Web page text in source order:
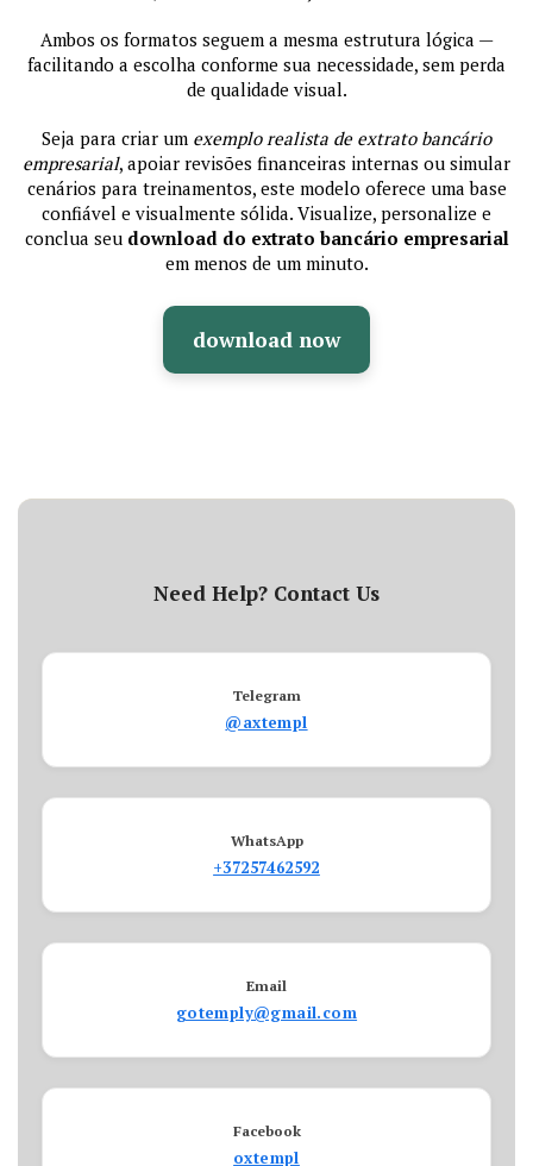
Ambos os formatos seguem a mesma estrutura lógica —
facilitando a escolha conforme sua necessidade, sem perda
de qualidade visual.
Seja para criar um exemplo realista de extrato bancário
empresarial, apoiar revisões financeiras internas ou simular
cenários para treinamentos, este modelo oferece uma base
confiável e visualmente sólida. Visualize, personalize e
conclua seu download do extrato bancário empresarial
em menos de um minuto.
download now
Need Help? Contact Us
Telegram
@axtempl
WhatsApp
+37257462592
Email
gotemply@gmail.com
Facebook
oxtempl